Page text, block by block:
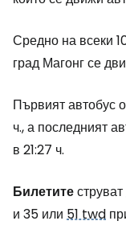
Средно на всеки
град Магонг се
Първият автобус
ч., а последният
в 21:27 ч.
Билетитеструват
и 35 или 51 twd